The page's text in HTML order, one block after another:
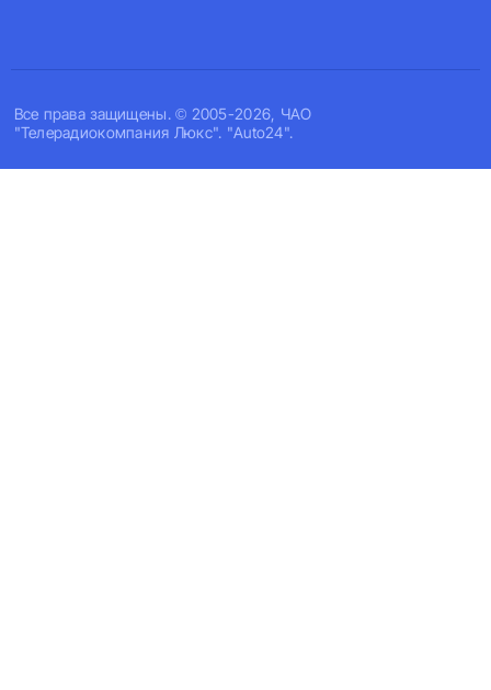
Все права защищены. © 2005-2026, ЧАО
"Телерадиокомпания Люкс". "Auto24".